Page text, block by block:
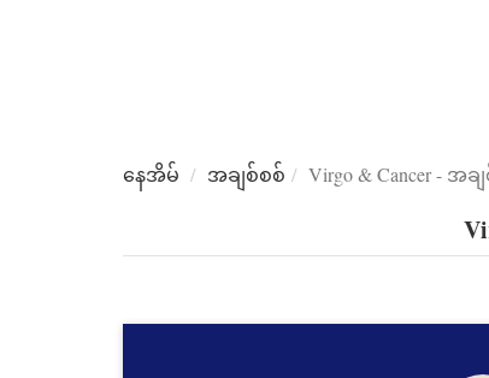
နေအိမ် အချစ်စစ် Virgo & Cancer - အခ